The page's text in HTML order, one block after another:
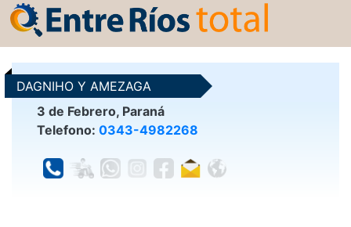
DAGNIHO Y AMEZAGA
3 de Febrero, Paraná
Telefono: 0343-4982268